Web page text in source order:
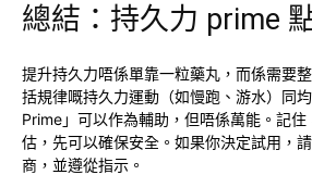
總結：持久力 prime
提升持久力唔係單靠一粒藥丸，而係需要
括規律嘅持久力運動（如慢跑、游水）同
Prime」可以作為輔助，但唔係萬能。記
估，先可以確保安全。如果你決定試用，
商，並遵從指示。